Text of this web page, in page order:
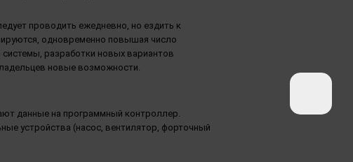
проводить ежедневно, но ездить к
одновременно повышая число
разработки новых вариантов
новые возможности.
данные на программный контроллер.
устройства (насос, вентилятор, форточный